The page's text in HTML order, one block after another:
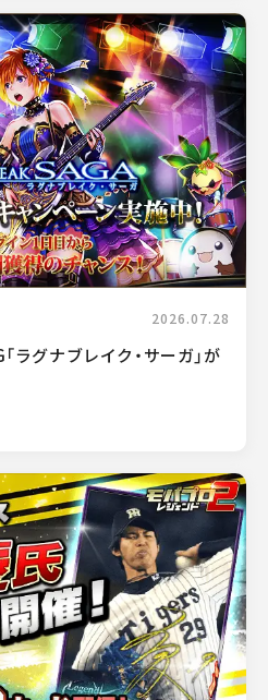
2026.07.28
ラグナブレイク・サーガ」が